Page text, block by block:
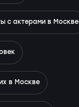
с актерами в Москве
в Москве